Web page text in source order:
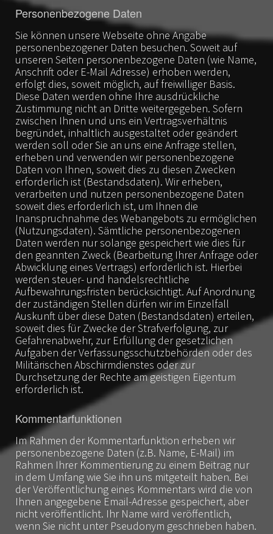
Personenbezogene Daten
Sie können unsere Webseite ohne Angabe
personenbezogener Daten besuchen. Soweit auf
unseren Seiten personenbezogene Daten (wie Name,
Anschrift oder E-Mail Adresse) erhoben werden,
erfolgt dies, soweit möglich, auf freiwilliger Basis.
Diese Daten werden ohne Ihre ausdrückliche
Zustimmung nicht an Dritte weitergegeben. Sofern
zwischen Ihnen und uns ein Vertragsverhältnis
begründet, inhaltlich ausgestaltet oder geändert
werden soll oder Sie an uns eine Anfrage stellen,
erheben und verwenden wir personenbezogene
Daten von Ihnen, soweit dies zu diesen Zwecken
erforderlich ist (Bestandsdaten). Wir erheben,
verarbeiten und nutzen personenbezogene Daten
soweit dies erforderlich ist, um Ihnen die
Inanspruchnahme des Webangebots zu ermöglichen
(Nutzungsdaten). Sämtliche personenbezogenen
Daten werden nur solange gespeichert wie dies für
den geannten Zweck (Bearbeitung Ihrer Anfrage oder
Abwicklung eines Vertrags) erforderlich ist. Hierbei
werden steuer- und handelsrechtliche
Aufbewahrungsfristen berücksichtigt. Auf Anordnung
der zuständigen Stellen dürfen wir im Einzelfall
Auskunft über diese Daten (Bestandsdaten) erteilen,
soweit dies für Zwecke der Strafverfolgung, zur
Gefahrenabwehr, zur Erfüllung der gesetzlichen
Aufgaben der Verfassungsschutzbehörden oder des
Militärischen Abschirmdienstes oder zur
Durchsetzung der Rechte am geistigen Eigentum
erforderlich ist.
Kommentarfunktionen
Im Rahmen der Kommentarfunktion erheben wir
personenbezogene Daten (z.B. Name, E-Mail) im
Rahmen Ihrer Kommentierung zu einem Beitrag nur
in dem Umfang wie Sie ihn uns mitgeteilt haben. Bei
der Veröffentlichung eines Kommentars wird die von
Ihnen angegebene Email-Adresse gespeichert, aber
nicht veröffentlicht. Ihr Name wird veröffentlich,
wenn Sie nicht unter Pseudonym geschrieben haben.